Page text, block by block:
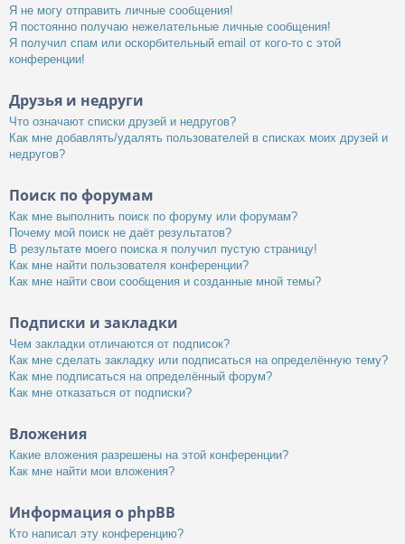
Я не могу отправить личные сообщения!
Я постоянно получаю нежелательные личные сообщения!
Я получил спам или оскорбительный email от кого-то с этой
конференции!
Друзья и недруги
Что означают списки друзей и недругов?
Как мне добавлять/удалять пользователей в списках моих друзей и
недругов?
Поиск по форумам
Как мне выполнить поиск по форуму или форумам?
Почему мой поиск не даёт результатов?
В результате моего поиска я получил пустую страницу!
Как мне найти пользователя конференции?
Как мне найти свои сообщения и созданные мной темы?
Подписки и закладки
Чем закладки отличаются от подписок?
Как мне сделать закладку или подписаться на определённую тему?
Как мне подписаться на определённый форум?
Как мне отказаться от подписки?
Вложения
Какие вложения разрешены на этой конференции?
Как мне найти мои вложения?
Информация о phpBB
Кто написал эту конференцию?